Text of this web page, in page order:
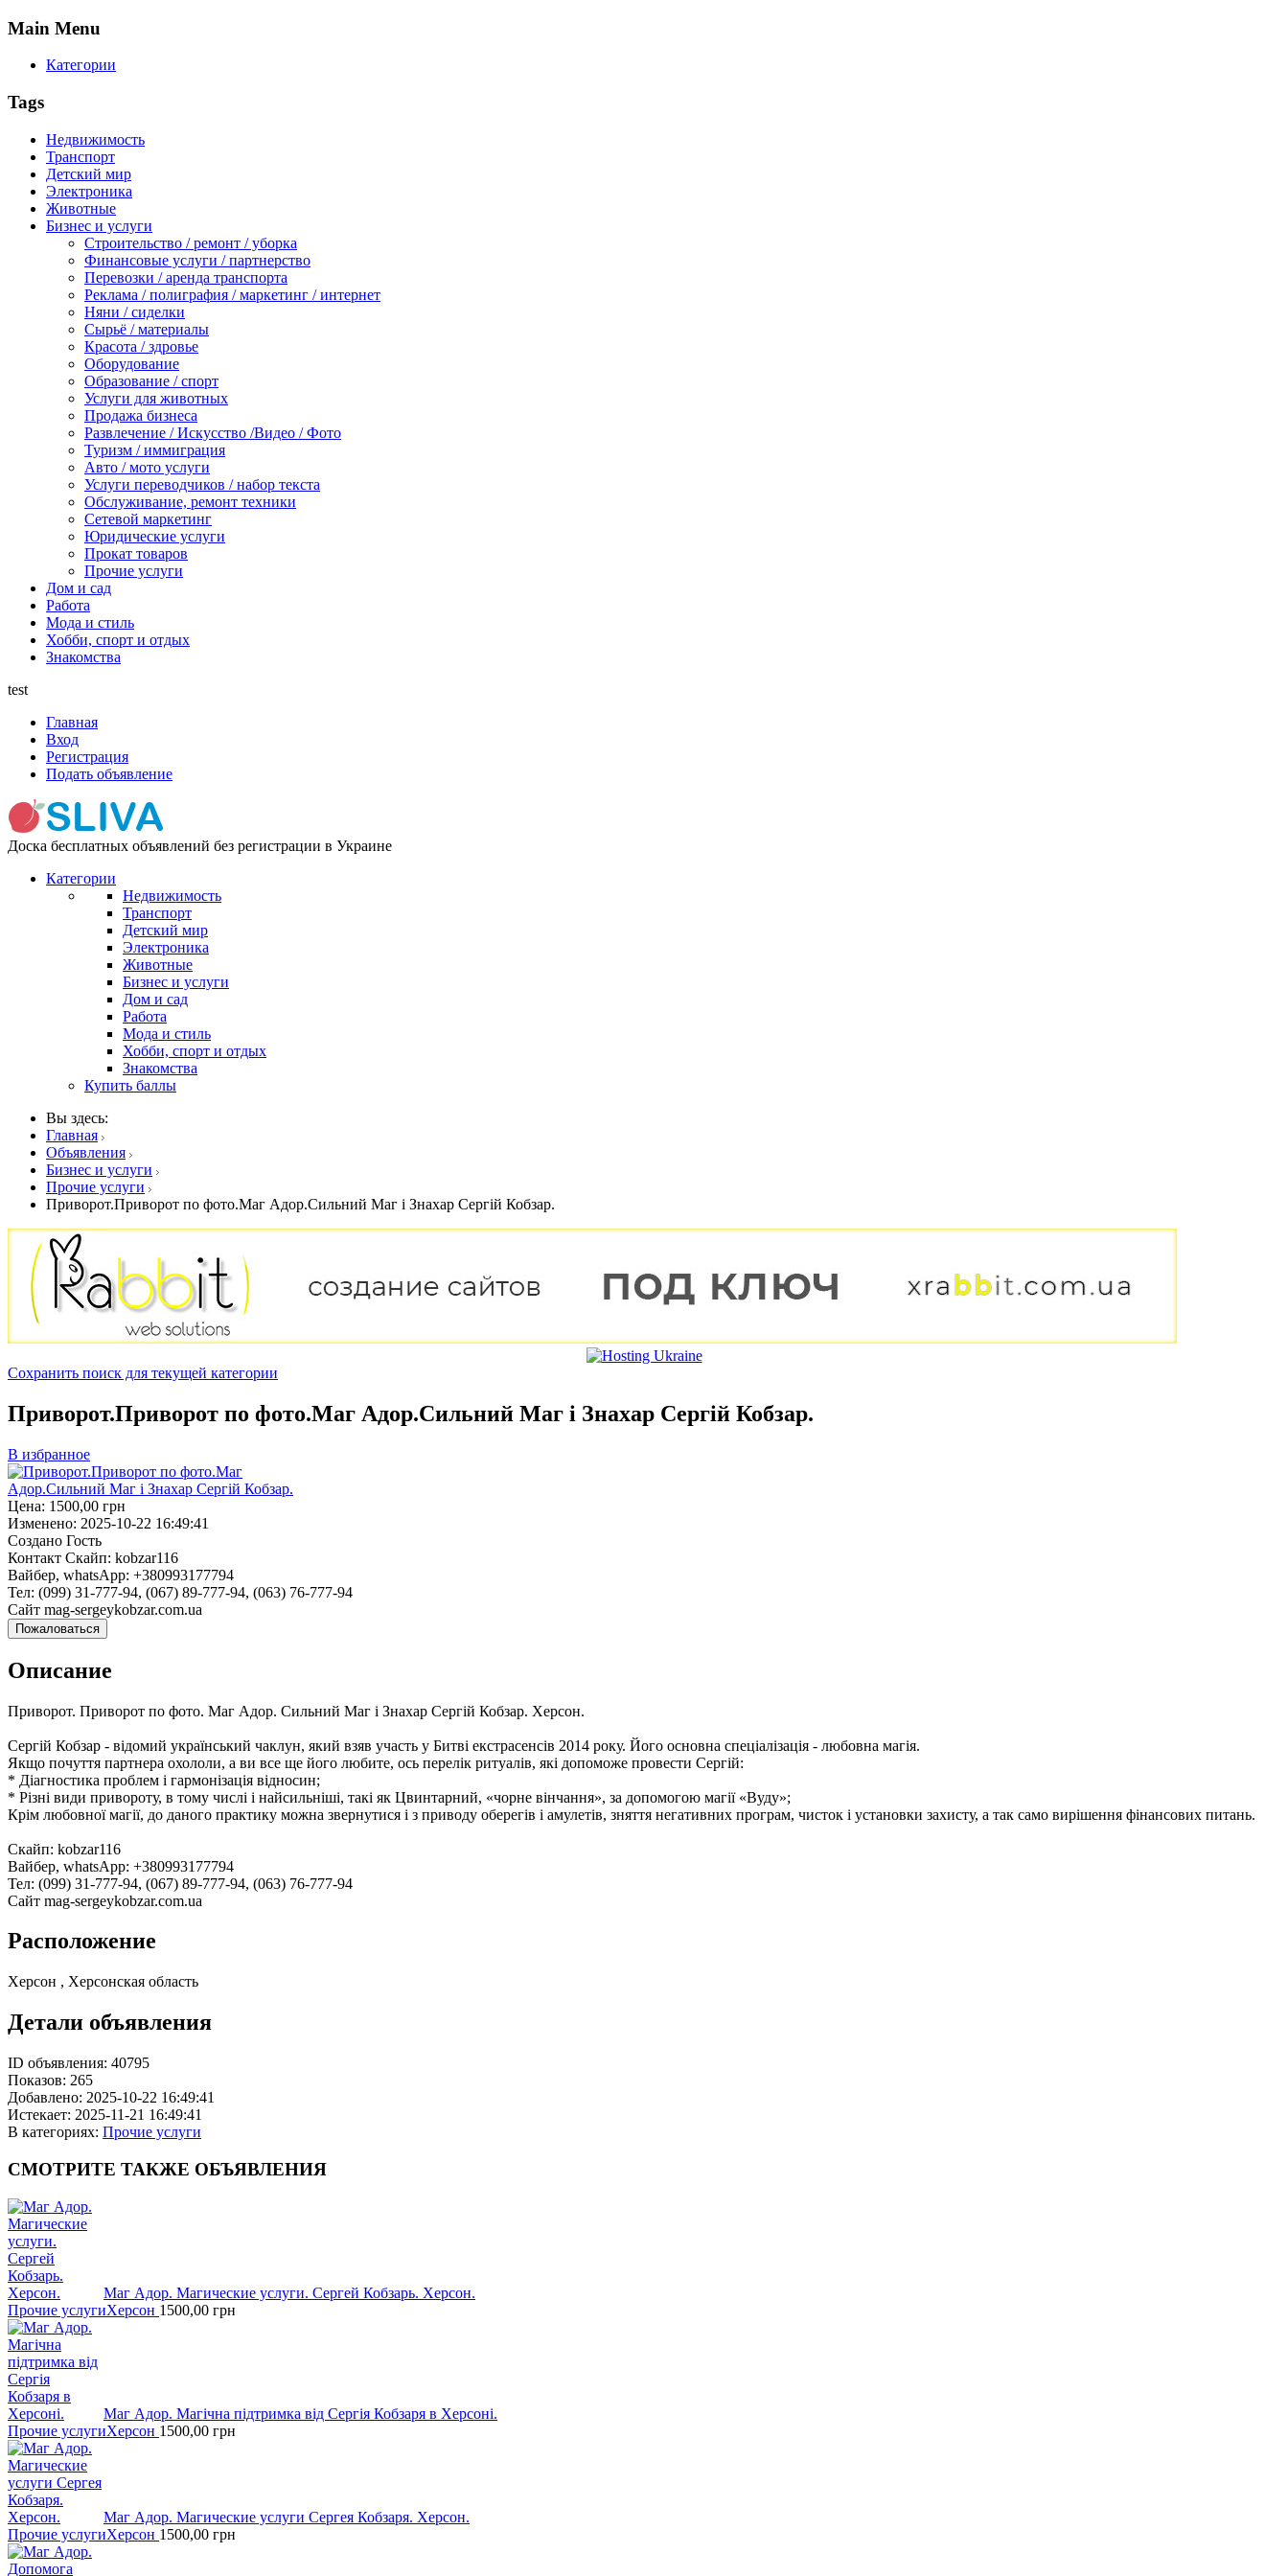
Main Menu
Категории
Tags
Недвижимость
Транспорт
Детский мир
Электроника
Животные
Бизнес и услуги
Строительство / ремонт / уборка
Финансовые услуги / партнерство
Перевозки / аренда транспорта
Реклама / полиграфия / маркетинг / интернет
Няни / сиделки
Сырьё / материалы
Красота / здровье
Оборудование
Образование / спорт
Услуги для животных
Продажа бизнеса
Развлечение / Искусство /Видео / Фото
Туризм / иммиграция
Авто / мото услуги
Услуги переводчиков / набор текста
Обслуживание, ремонт техники
Сетевой маркетинг
Юридические услуги
Прокат товаров
Прочие услуги
Дом и сад
Работа
Мода и стиль
Хобби, спорт и отдых
Знакомства
test
Главная
Вход
Регистрация
Подать объявление
Доска бесплатных объявлений без регистрации в Украине
Категории
Недвижимость
Транспорт
Детский мир
Электроника
Животные
Бизнес и услуги
Дом и сад
Работа
Мода и стиль
Хобби, спорт и отдых
Знакомства
Купить баллы
Вы здесь:
Главная
Объявления
Бизнес и услуги
Прочие услуги
Приворот.Приворот по фото.Маг Адор.Сильний Маг і Знахар Сергій Кобзар.
Сохранить поиск для текущей категории
Приворот.Приворот по фото.Маг Адор.Сильний Маг і Знахар Сергій Кобзар.
В избранное
Цена: 1500,00 грн
Изменено: 2025-10-22 16:49:41
Создано Гость
Контакт Скайп: kobzar116
Вайбер, whatsApp: +380993177794
Тел: (099) 31-777-94, (067) 89-777-94, (063) 76-777-94
Сайт mag-sergeykobzar.com.ua
Пожаловаться
Описание
Приворот. Приворот по фото. Маг Адор. Сильний Маг і Знахар Сергій Кобзар. Херсон.
Сергій Кобзар - відомий український чаклун, який взяв участь у Битві екстрасенсів 2014 року. Його основна спеціалізація - любовна магія.
Якщо почуття партнера охололи, а ви все ще його любите, ось перелік ритуалів, які допоможе провести Сергій:
* Діагностика проблем і гармонізація відносин;
* Різні види привороту, в тому числі і найсильніші, такі як Цвинтарний, «чорне вінчання», за допомогою магії «Вуду»;
Крім любовної магії, до даного практику можна звернутися і з приводу оберегів і амулетів, зняття негативних програм, чисток і установки захисту, а так само вирішення фінансових питань.
Скайп: kobzar116
Вайбер, whatsApp: +380993177794
Тел: (099) 31-777-94, (067) 89-777-94, (063) 76-777-94
Сайт mag-sergeykobzar.com.ua
Расположение
Херсон , Херсонская область
Детали объявления
ID объявления: 40795
Показов: 265
Добавлено: 2025-10-22 16:49:41
Истекает: 2025-11-21 16:49:41
В категориях: Прочие услуги
СМОТРИТЕ ТАКЖЕ ОБЪЯВЛЕНИЯ
Маг Адор. Магические услуги. Сергей Кобзарь. Херсон.
Прочие услугиХерсон 1500,00 грн
Маг Адор. Магічна підтримка від Сергія Кобзаря в Херсоні.
Прочие услугиХерсон 1500,00 грн
Маг Адор. Магические услуги Сергея Кобзаря. Херсон.
Прочие услугиХерсон 1500,00 грн